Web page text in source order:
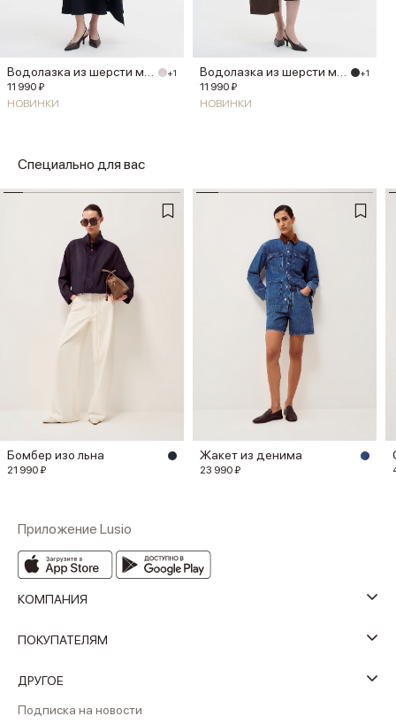
+1
11 990 ₽
НОВИНКИ
+1
11 990 ₽
НОВИНКИ
Специально для вас
Бомбер изо льна
21 990 ₽
Жакет из денима
23 990 ₽
Приложение Lusio
КОМПАНИЯ
ПОКУПАТЕЛЯМ
ДРУГОЕ
Подписка на новости